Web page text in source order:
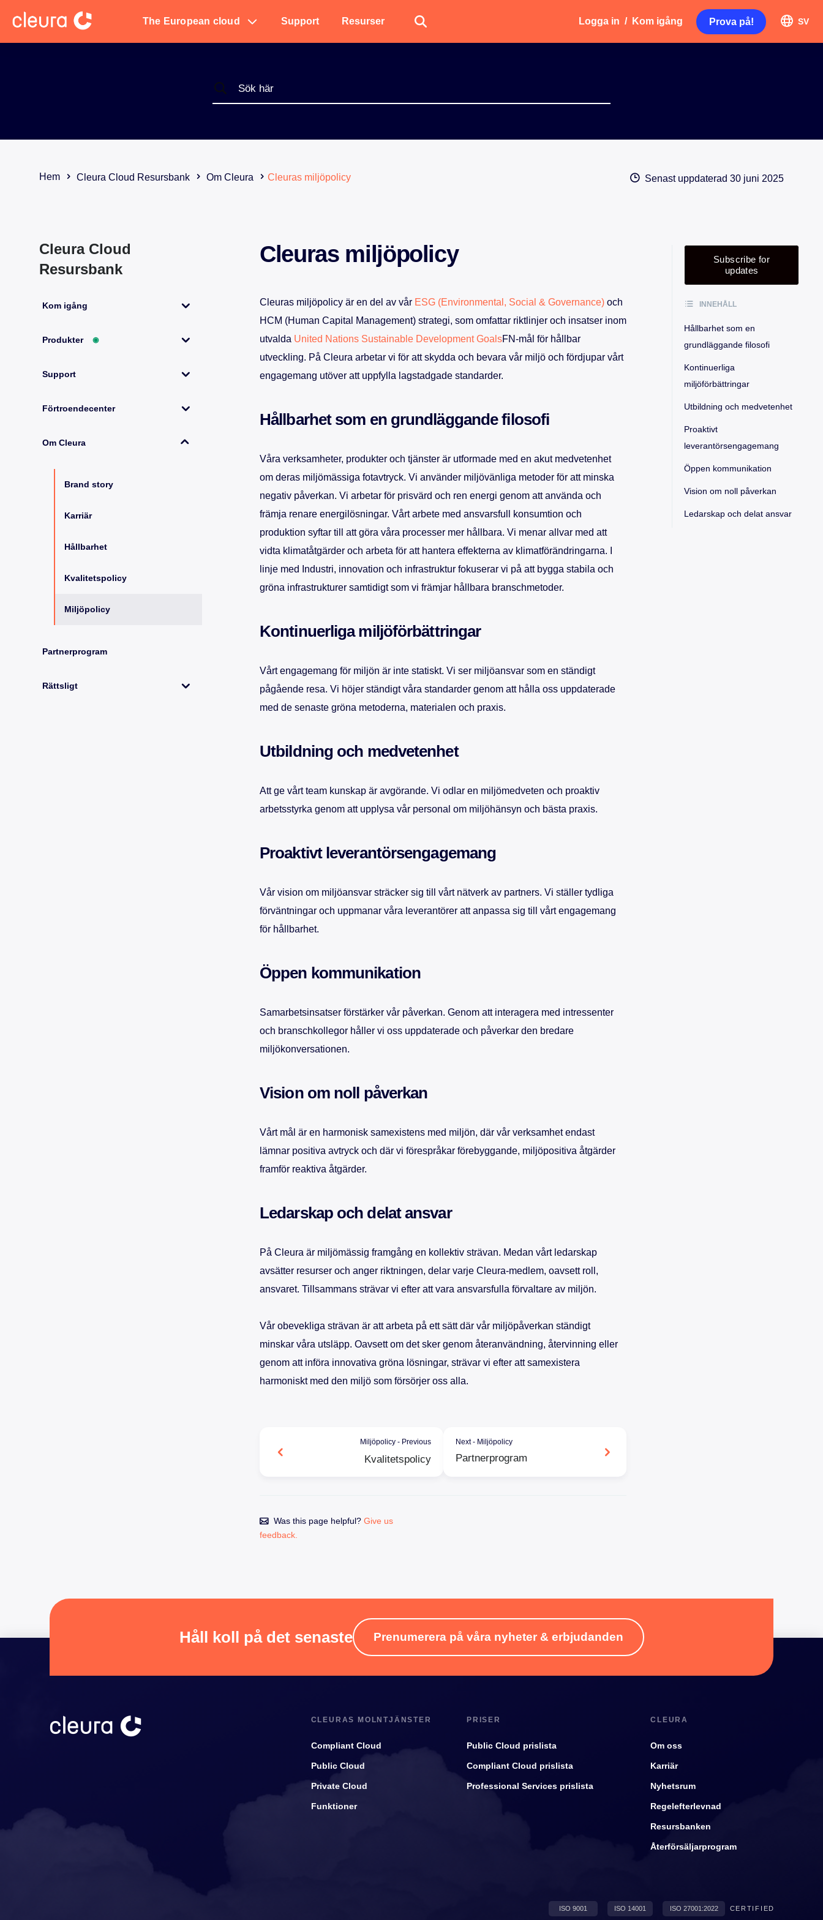
The European cloud Support Resurser Logga in / Kom igång Prova på! SV
Hem Cleura Cloud Resursbank Om Cleura Cleuras miljöpolicy Senast uppdaterad 30 juni 2025
Cleura Cloud
Resursbank
Kom igång
Produkter ◉
Support
Förtroendecenter
Om Cleura
Brand story
Karriär
Hållbarhet
Kvalitetspolicy
Miljöpolicy
Partnerprogram
Rättsligt
Cleuras miljöpolicy
Cleuras miljöpolicy är en del av vår ESG (Environmental, Social & Governance)och
HCM (Human Capital Management) strategi, som omfattar riktlinjer och insatser inom
utvalda United Nations Sustainable Development GoalsFN-mål för hållbar
utveckling. På Cleura arbetar vi för att skydda och bevara vår miljö och fördjupar vårt
engagemang utöver att uppfylla lagstadgade standarder.
Hållbarhet som en grundläggande filosofi
Våra verksamheter, produkter och tjänster är utformade med en akut medvetenhet
om deras miljömässiga fotavtryck. Vi använder miljövänliga metoder för att minska
negativ påverkan. Vi arbetar för prisvärd och ren energi genom att använda och
främja renare energilösningar. Vårt arbete med ansvarsfull konsumtion och
produktion syftar till att göra våra processer mer hållbara. Vi menar allvar med att
vidta klimatåtgärder och arbeta för att hantera effekterna av klimatförändringarna. I
linje med Industri, innovation och infrastruktur fokuserar vi på att bygga stabila och
gröna infrastrukturer samtidigt som vi främjar hållbara branschmetoder.
Kontinuerliga miljöförbättringar
Vårt engagemang för miljön är inte statiskt. Vi ser miljöansvar som en ständigt
pågående resa. Vi höjer ständigt våra standarder genom att hålla oss uppdaterade
med de senaste gröna metoderna, materialen och praxis.
Utbildning och medvetenhet
Att ge vårt team kunskap är avgörande. Vi odlar en miljömedveten och proaktiv
arbetsstyrka genom att upplysa vår personal om miljöhänsyn och bästa praxis.
Proaktivt leverantörsengagemang
Vår vision om miljöansvar sträcker sig till vårt nätverk av partners. Vi ställer tydliga
förväntningar och uppmanar våra leverantörer att anpassa sig till vårt engagemang
för hållbarhet.
Öppen kommunikation
Samarbetsinsatser förstärker vår påverkan. Genom att interagera med intressenter
och branschkollegor håller vi oss uppdaterade och påverkar den bredare
miljökonversationen.
Vision om noll påverkan
Vårt mål är en harmonisk samexistens med miljön, där vår verksamhet endast
lämnar positiva avtryck och där vi förespråkar förebyggande, miljöpositiva åtgärder
framför reaktiva åtgärder.
Ledarskap och delat ansvar
På Cleura är miljömässig framgång en kollektiv strävan. Medan vårt ledarskap
avsätter resurser och anger riktningen, delar varje Cleura-medlem, oavsett roll,
ansvaret. Tillsammans strävar vi efter att vara ansvarsfulla förvaltare av miljön.
Vår obevekliga strävan är att arbeta på ett sätt där vår miljöpåverkan ständigt
minskar våra utsläpp. Oavsett om det sker genom återanvändning, återvinning eller
genom att införa innovativa gröna lösningar, strävar vi efter att samexistera
harmoniskt med den miljö som försörjer oss alla.
Miljöpolicy - Previous
Kvalitetspolicy
Next - Miljöpolicy
Partnerprogram
Was this page helpful? Give us
feedback.
Subscribe for
updates
INNEHÅLL
Hållbarhet som en
grundläggande filosofi
Kontinuerliga
miljöförbättringar
Utbildning och medvetenhet
Proaktivt
leverantörsengagemang
Öppen kommunikation
Vision om noll påverkan
Ledarskap och delat ansvar
Håll koll på det senaste Prenumerera på våra nyheter & erbjudanden
CLEURAS MOLNTJÄNSTER
Compliant Cloud
Public Cloud
Private Cloud
Funktioner
PRISER
Public Cloud prislista
Compliant Cloud prislista
Professional Services prislista
CLEURA
Om oss
Karriär
Nyhetsrum
Regelefterlevnad
Resursbanken
Återförsäljarprogram
ISO 9001 ISO 14001 ISO 27001:2022 CERTIFIED